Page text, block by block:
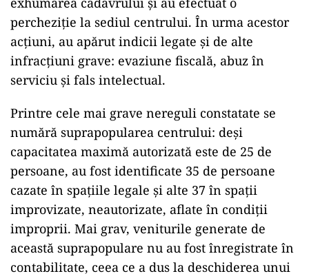
percheziție la sediul centrului. În urma acestor
acțiuni, au apărut indicii legate și de alte
infracțiuni grave: evaziune fiscală, abuz în
serviciu și fals intelectual.
Printre cele mai grave nereguli constatate se
numără suprapopularea centrului: deși
capacitatea maximă autorizată este de 25 de
persoane, au fost identificate 35 de persoane
cazate în spațiile legale și alte 37 în spații
improvizate, neautorizate, aflate în condiții
improprii. Mai grav, veniturile generate de
această suprapopulare nu au fost înregistrate în
contabilitate, ceea ce a dus la deschiderea unui